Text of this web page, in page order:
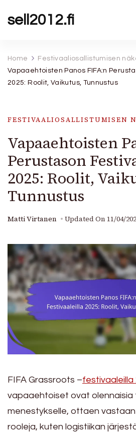
sell2012.fi
Home
Festivaaliosallistumisen
Vapaaehtoisten Panos FIFA:n
2025: Roolit, Vaikutus, Tunnustus
FESTIVAALIOSALLISTUMISEN
Vapaaehtoisten
Perustason
2025: Roolit,
Tunnustus
Matti Virtanen Updated On 11/04/
FIFA Grassroots –festivaaleilla
vapaaehtoiset ovat olennaisia
menestykselle, ottaen vastaan
rooleja, kuten logistiikan